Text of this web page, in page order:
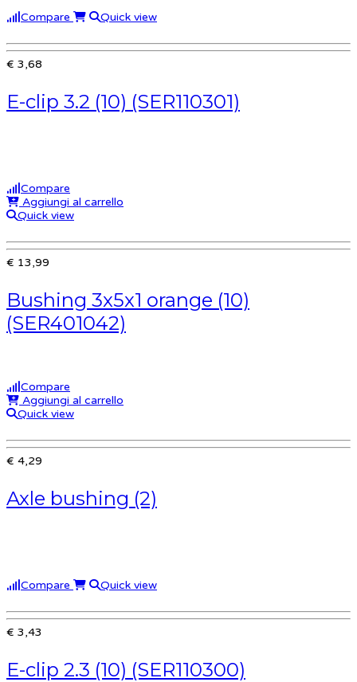
Compare Quick view
€ 3,68
E-clip 3.2 (10) (SER110301)
Compare
Aggiungi al carrello
Quick view
€ 13,99
Bushing 3x5x1 orange (10)
(SER401042)
Compare
Aggiungi al carrello
Quick view
€ 4,29
Axle bushing (2)
Compare Quick view
€ 3,43
E-clip 2.3 (10) (SER110300)